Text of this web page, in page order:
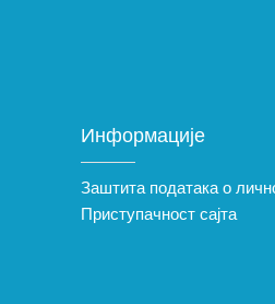
Информације
Заштита података о
Приступачност сајта